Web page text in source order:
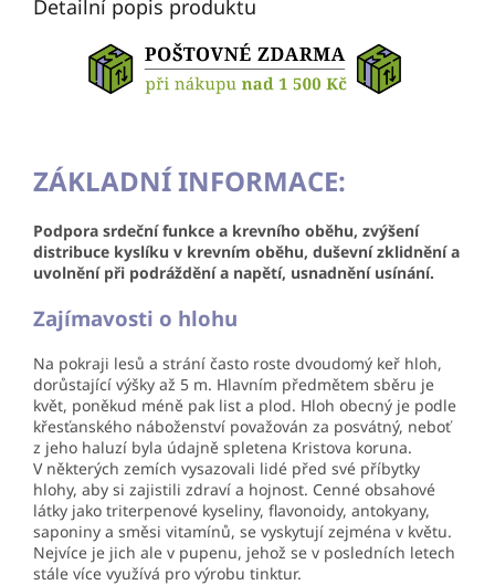
Detailní popis produktu
ZÁKLADNÍ INFORMACE:
Podpora srdeční funkce a krevního oběhu, zvýšení
distribuce kyslíku v krevním oběhu, duševní zklidnění a
uvolnění při podráždění a napětí, usnadnění usínání.
Zajímavosti o hlohu
Na pokraji lesů a strání často roste dvoudomý keř hloh,
dorůstající výšky až 5 m. Hlavním předmětem sběru je
květ, poněkud méně pak list a plod. Hloh obecný je podle
křesťanského náboženství považován za posvátný, neboť
z jeho haluzí byla údajně spletena Kristova koruna.
V některých zemích vysazovali lidé před své příbytky
hlohy, aby si zajistili zdraví a hojnost. Cenné obsahové
látky jako triterpenové kyseliny, flavonoidy, antokyany,
saponiny a směsi vitamínů, se vyskytují zejména v květu.
Nejvíce je jich ale v pupenu, jehož se v posledních letech
stále více využívá pro výrobu tinktur.